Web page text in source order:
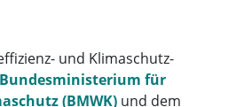
und Klimaschutz-
Bundesministerium für
(BMWK) und dem